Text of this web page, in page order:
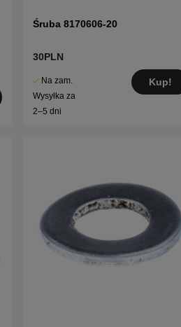
Śruba 8170606-20
30PLN
Na zam.
Wysyłka za
2–5 dni
Kup!